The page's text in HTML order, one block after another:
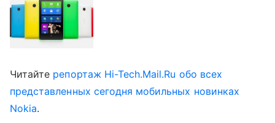
Читайте репортаж Hi-Tech.Mail.Ru обо всех
представленных сегодня мобильных новинках
Nokia.